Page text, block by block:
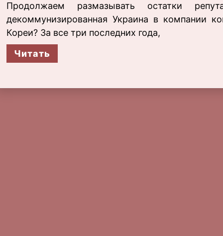
Продолжаем размазывать остатки
декоммунизированная Украина в компании
Кореи? За все три последних года,
Читать